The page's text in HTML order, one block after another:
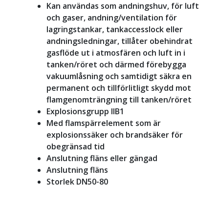
Kan användas som andningshuv, för luft
och gaser, andning/ventilation för
lagringstankar, tankaccesslock eller
andningsledningar, tillåter obehindrat
gasflöde ut i atmosfären och luft in i
tanken/röret och därmed förebygga
vakuumlåsning och samtidigt säkra en
permanent och tillförlitligt skydd mot
flamgenomträngning till tanken/röret
Explosionsgrupp IIB1
Med flamspärrelement som är
explosionssäker och brandsäker för
obegränsad tid
Anslutning fläns eller gängad
Anslutning fläns
Storlek DN50-80